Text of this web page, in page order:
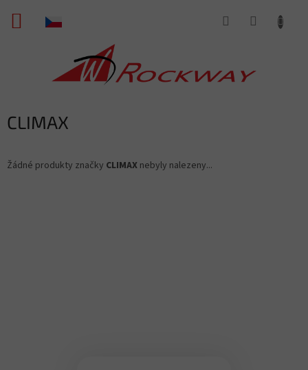
obsah
NÁKUPNÍ
CLIMAX
Žádné produkty značky CLIMAX nebyly nalezeny...